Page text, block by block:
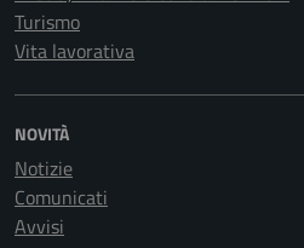
Turismo
Vita lavorativa
NOVITÀ
Notizie
Comunicati
Avvisi